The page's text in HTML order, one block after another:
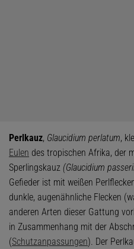
Perlkauz, Glaucidium perlatum,
Eulen des tropischen Afrika, der
Sperlingskauz (Glaucidium
Gefieder ist mit weißen
dunkle, augenähnliche Flecken
anderen Arten dieser Gattung
in Zusammenhang mit der
(Schutzanpassungen). Der